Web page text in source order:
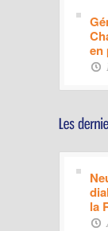
en
la